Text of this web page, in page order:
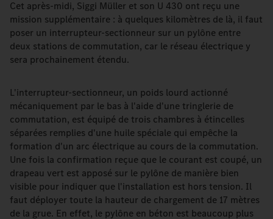
Cet après-midi, Siggi Müller et son U 430 ont reçu une
mission supplémentaire : à quelques kilomètres de là, il faut
poser un interrupteur-sectionneur sur un pylône entre
deux stations de commutation, car le réseau électrique y
sera prochainement étendu.
L'interrupteur-sectionneur, un poids lourd actionné
mécaniquement par le bas à l'aide d'une tringlerie de
commutation, est équipé de trois chambres à étincelles
séparées remplies d'une huile spéciale qui empêche la
formation d'un arc électrique au cours de la commutation.
Une fois la confirmation reçue que le courant est coupé, un
drapeau vert est apposé sur le pylône de manière bien
visible pour indiquer que l'installation est hors tension. Il
faut déployer toute la hauteur de chargement de 17 mètres
de la grue. En effet, le pylône en béton est beaucoup plus